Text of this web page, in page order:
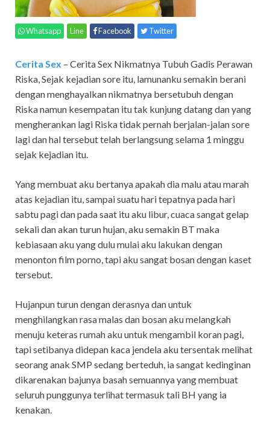
Whatsapp Line Facebook Twitter
Cerita Sex – Cerita Sex Nikmatnya Tubuh Gadis Perawan
Riska, Sejak kejadian sore itu, lamunanku semakin berani
dengan menghayalkan nikmatnya bersetubuh dengan
Riska namun kesempatan itu tak kunjung datang dan yang
mengherankan lagi Riska tidak pernah berjalan-jalan sore
lagi dan hal tersebut telah berlangsung selama 1 minggu
sejak kejadian itu.
Yang membuat aku bertanya apakah dia malu atau marah
atas kejadian itu, sampai suatu hari tepatnya pada hari
sabtu pagi dan pada saat itu aku libur, cuaca sangat gelap
sekali dan akan turun hujan, aku semakin BT maka
kebiasaan aku yang dulu mulai aku lakukan dengan
menonton film porno, tapi aku sangat bosan dengan kaset
tersebut.
Hujanpun turun dengan derasnya dan untuk
menghilangkan rasa malas dan bosan aku melangkah
menuju keteras rumah aku untuk mengambil koran pagi,
tapi setibanya didepan kaca jendela aku tersentak melihat
seorang anak SMP sedang berteduh, ia sangat kedinginan
dikarenakan bajunya basah semuannya yang membuat
seluruh punggunya terlihat termasuk tali BH yang ia
kenakan.